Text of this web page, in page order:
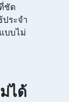
ชัด
ระจำ
บบไม่
ได้